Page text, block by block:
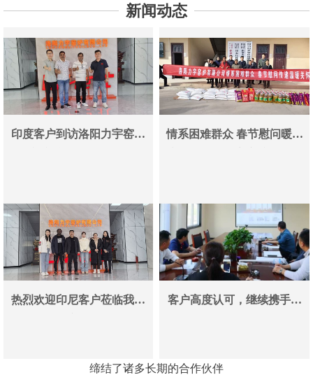
新闻动态
印度客户到访洛阳力宇窑炉
情系困难群众 春节慰问暖人
热烈欢迎印尼客户莅临我司
客户高度认可，继续携手同
缔结了诸多长期的合作伙伴